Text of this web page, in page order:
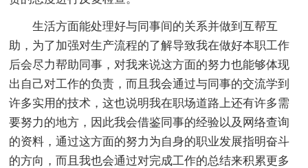
生活方面能处理好与同事间的关系并做到互帮互
助，为了加强对生产流程的了解导致我在做好本职工作
后会尽力帮助同事，对我来说这方面的努力也能够体现
出自己对工作的负责，而且我会通过与同事的交流学到
许多实用的技术，这也说明我在职场道路上还有许多需
要努力的地方，因此我会借鉴同事的经验以及网络查询
的资料，通过这方面的努力为自身的职业发展指明奋斗
的方向，而且我也会通过对完成工作的总结来积累更多